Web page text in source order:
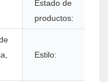
Estado de
productos:
Estilo: